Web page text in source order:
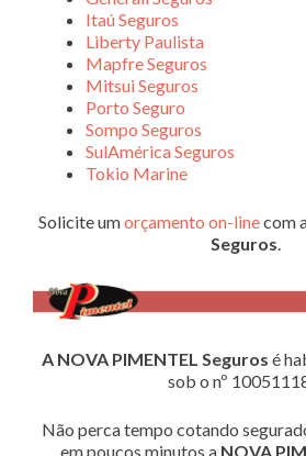
Itaú Seguros
Liberty Paulista
Mapfre Seguros
Mitsui Seguros
Porto Seguro
Sompo Seguros
SulAmérica Seguros
Tokio Marine
Solicite umorçamento on-linecom
Seguros.
A NOVA PIMENTEL Seguros é
sob o nº
Não perca tempo cotando
em poucos minutos a NOVA